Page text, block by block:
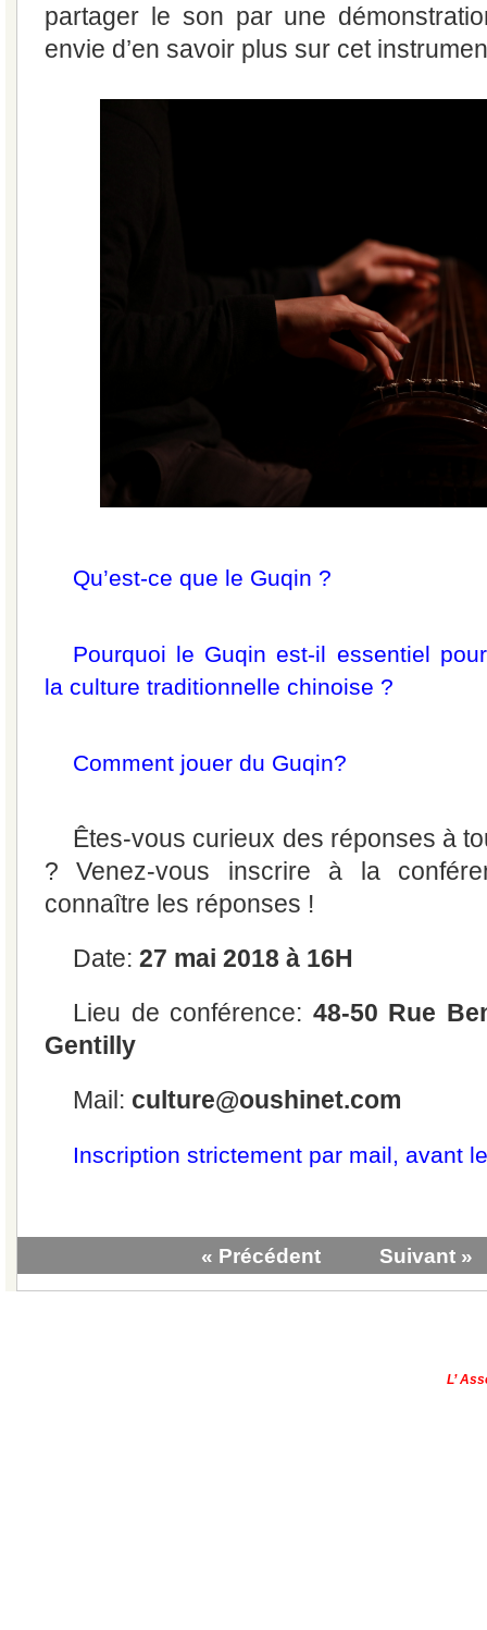
partager le son par une
envie d’en savoir plus sur cet
Qu’est-ce que le Guqin ?
Pourquoi le Guqin est-il essentiel
la culture traditionnelle chinoise ?
Comment jouer du Guqin?
Êtes-vous curieux des réponses à
? Venez-vous inscrire à la
connaître les réponses !
Date: 27 mai 2018 à 16H
Lieu de conférence: 48-50 Rue
Gentilly
Mail: culture@oushinet.com
Inscription strictement par mail, avant
« Précédent Suivant »
L’